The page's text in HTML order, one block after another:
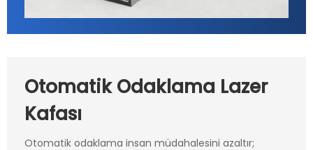
Otomatik Odaklama Lazer
Kafası
Otomatik odaklama insan müdahalesini azaltır;